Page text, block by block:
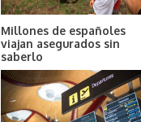
Millones de españoles
viajan asegurados sin
saberlo